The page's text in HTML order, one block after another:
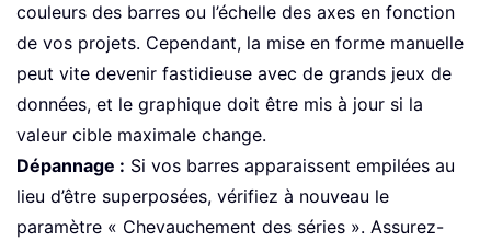
couleurs des barres ou l’échelle des axes en fonction
de vos projets. Cependant, la mise en forme manuelle
peut vite devenir fastidieuse avec de grands jeux de
données, et le graphique doit être mis à jour si la
valeur cible maximale change.
Dépannage : Si vos barres apparaissent empilées au
lieu d’être superposées, vérifiez à nouveau le
paramètre « Chevauchement des séries ». Assurez-